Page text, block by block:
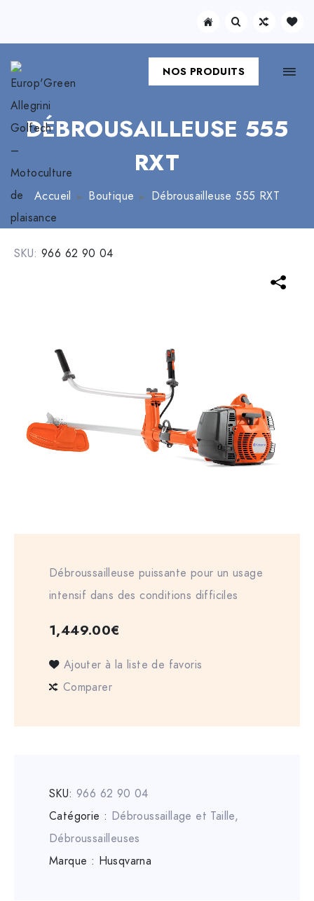
NOS PRODUITS
DÉBROUSAILLEUSE 555
RXT
Accueil Boutique Débrousailleuse 555 RXT
SKU: 966 62 90 04
Débroussailleuse puissante pour un usage
intensif dans des conditions difficiles
1,449.00€
Ajouter à la liste de favoris
Comparer
SKU: 966 62 90 04
Catégorie : Débroussaillage et Taille,
Débroussailleuses
Marque : Husqvarna